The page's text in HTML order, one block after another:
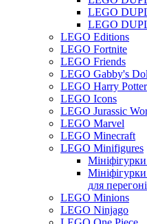
LEGO
LEGO
LEGO Editions
LEGO Fortnite
LEGO Friends
LEGO Gabby's
LEGO Harry Potter
LEGO Icons
LEGO Jurassic
LEGO Marvel
LEGO Minecraft
LEGO Minifigures
для
LEGO Minions
LEGO Ninjago